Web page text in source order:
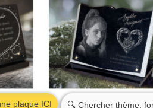
plaque ICI 🔍 Chercher thème,